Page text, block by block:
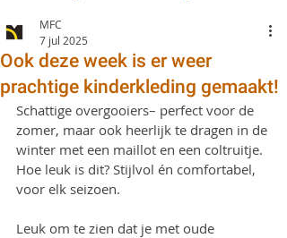
Ook deze week is er weer
prachtige kinderkleding gemaakt!
MFC
7 jul 2025
Schattige overgooiers– perfect voor de
zomer, maar ook heerlijk te dragen in de
winter met een maillot en een coltruitje.
Hoe leuk is dit? Stijlvol én comfortabel,
voor elk seizoen.
Leuk om te zien dat je met oude